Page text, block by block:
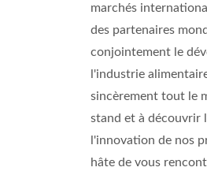
marchés
des partenaires
conjointement le
l'industrie
sincèrement tout le
stand et à découvrir
l'innovation de nos
hâte de vous